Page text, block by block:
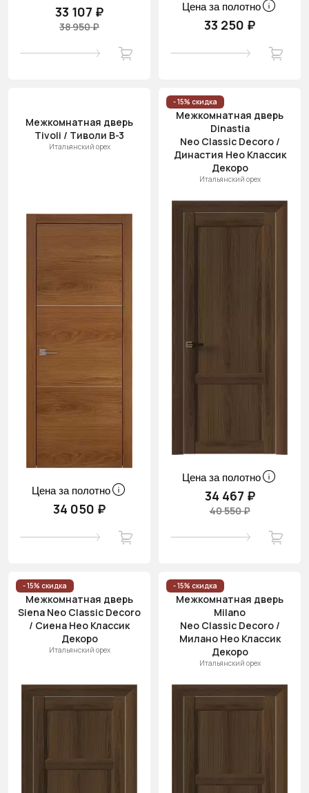
33 107 ₽
38 950 ₽
Цена за полотно
33 250 ₽
Межкомнатная дверь
Tivoli / Тиволи В-3
Итальянский орех
Цена за полотно
34 050 ₽
- 15% скидка
Межкомнатная дверь
Dinastia
Neo Classic Decoro /
Династия Нео Классик
Декоро
Итальянский орех
Цена за полотно
34 467 ₽
40 550 ₽
- 15% скидка
Межкомнатная дверь
Siena Neo Classic Decoro
/ Сиена Нео Классик
Декоро
Итальянский орех
- 15% скидка
Межкомнатная дверь
Milano
Neo Classic Decoro /
Милано Нео Классик
Декоро
Итальянский орех